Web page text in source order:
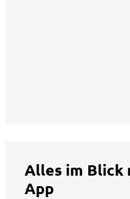
Alles im Blick
App